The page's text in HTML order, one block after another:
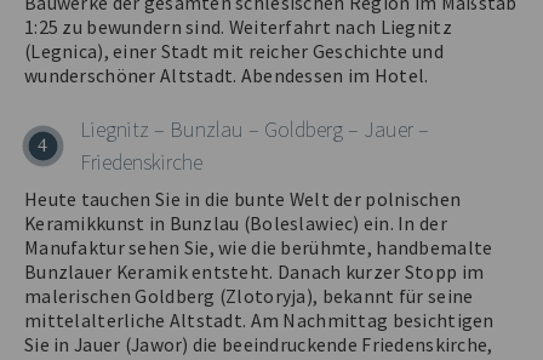
1:25 zu bewundern sind. Weiterfahrt nach Liegnitz
(Legnica), einer Stadt mit reicher Geschichte und
wunderschöner Altstadt. Abendessen im Hotel.
4
Liegnitz – Bunzlau – Goldberg – Jauer –
Friedenskirche
Heute tauchen Sie in die bunte Welt der polnischen
Keramikkunst in Bunzlau (Boleslawiec) ein. In der
Manufaktur sehen Sie, wie die berühmte, handbemalte
Bunzlauer Keramik entsteht. Danach kurzer Stopp im
malerischen Goldberg (Zlotoryja), bekannt für seine
mittelalterliche Altstadt. Am Nachmittag besichtigen
Sie in Jauer (Jawor) die beeindruckende Friedenskirche,